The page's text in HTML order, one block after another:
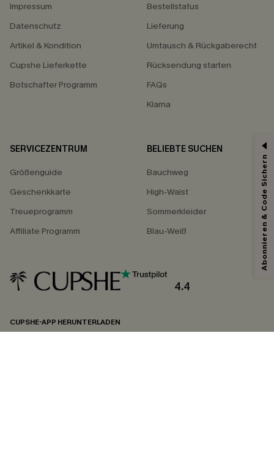
Impressum
Datenschutz
Artikel & Kondition
Cupshe Lieferkette
Botschafter Programm
Bestellstatus
Lieferung
Umtausch & Rückgaberecht
Rücksendung starten
FAQs
Klarna
SERVICEZENTRUM
Größenguide
Geschenkkarte
Treueprogramm
Affiliate Programm
BELIEBTE SUCHEN
Bauchweg
High-Waist
Sommerkleider
Blau-Weiß
4.4
CUPSHE-APP HERUNTERLADEN
15% ERHALTEN
15% ohne MBW für E-Mail-Abonnenten.
*Ein Code pro Bestellung. Jeder Code ist einmal gültig.
undDatenschutzbestimmungen. Sie können sich jederzeit abmelden.
Abonnieren & Code Sichern